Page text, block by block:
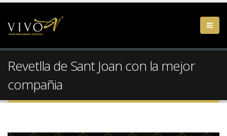
Revetlla de Sant Joan con la mejor
compañia